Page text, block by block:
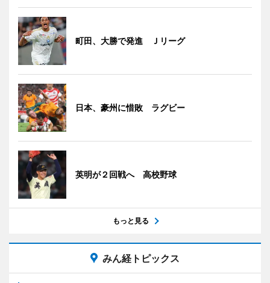
町田、大勝で発進 Ｊリーグ
日本、豪州に惜敗 ラグビー
英明が２回戦へ 高校野球
もっと見る
みん経トピックス